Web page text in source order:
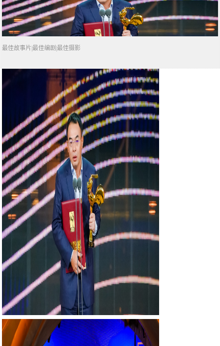
最佳故事片|最佳编剧|最佳摄影